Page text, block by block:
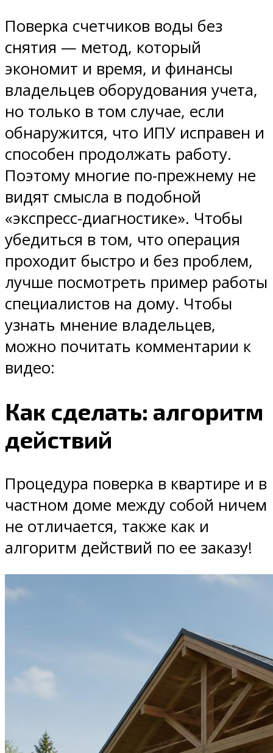
Поверка счетчиков воды без
снятия — метод, который
экономит и время, и финансы
владельцев оборудования учета,
но только в том случае, если
обнаружится, что ИПУ исправен и
способен продолжать работу.
Поэтому многие по-прежнему не
видят смысла в подобной
«экспресс-диагностике». Чтобы
убедиться в том, что операция
проходит быстро и без проблем,
лучше посмотреть пример работы
специалистов на дому. Чтобы
узнать мнение владельцев,
можно почитать комментарии к
видео:
Как сделать: алгоритм
действий
Процедура поверка в квартире и в
частном доме между собой ничем
не отличается, также как и
алгоритм действий по ее заказу!